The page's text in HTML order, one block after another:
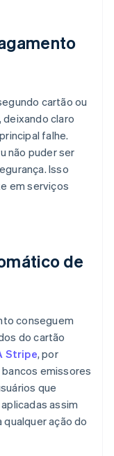
cartão ou
deixando claro
falhe.
não puder ser
Isso
em serviços
de
conseguem
do cartão
Stripe, por
emissores
que
assim
ação do